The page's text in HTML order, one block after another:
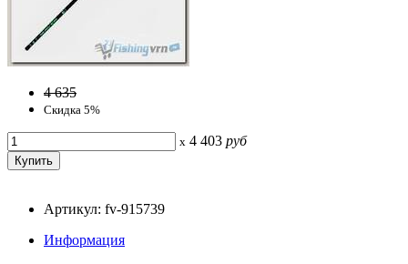
4 635
Скидка 5%
x 4 403 руб
Артикул: fv-915739
Информация